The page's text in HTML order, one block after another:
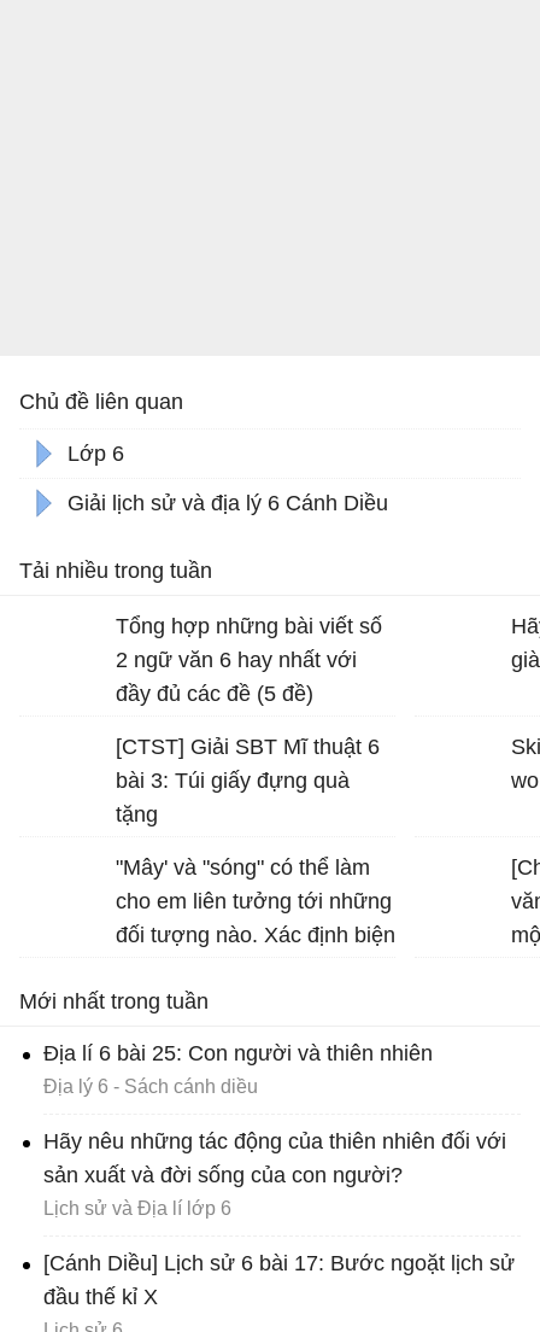
Chủ đề liên quan
Lớp 6
Giải lịch sử và địa lý 6 Cánh Diều
Tải nhiều trong tuần
Tổng hợp những bài viết số
2 ngữ văn 6 hay nhất với
đầy đủ các đề (5 đề)
[CTST] Giải SBT Mĩ thuật 6
bài 3: Túi giấy đựng quà
tặng
"Mây' và "sóng" có thể làm
cho em liên tưởng tới những
đối tượng nào. Xác định biện
trong hình ảnh "bình minh
nêu tác dụng của biện pháp
Mới nhất trong tuần
Địa lí 6 bài 25: Con người và thiên nhiên
Địa lý 6 - Sách cánh diều
Hãy nêu những tác động của thiên nhiên đối với
sản xuất và đời sống của con người?
Lịch sử và Địa lí lớp 6
[Cánh Diều] Lịch sử 6 bài 17: Bước ngoặt lịch sử
đầu thế kỉ X